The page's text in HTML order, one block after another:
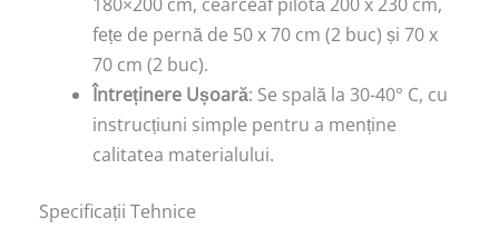
fețe de pernă de 50 x 70 cm (2 buc) și 70 x
70 cm (2 buc).
Întreținere Ușoară: Se spală la 30-40° C, cu
instrucțiuni simple pentru a menține
calitatea materialului.
Specificații Tehnice